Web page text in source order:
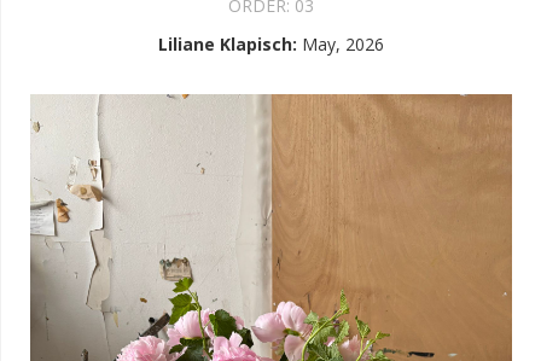
ORDER: 03
Liliane Klapisch: May, 2026